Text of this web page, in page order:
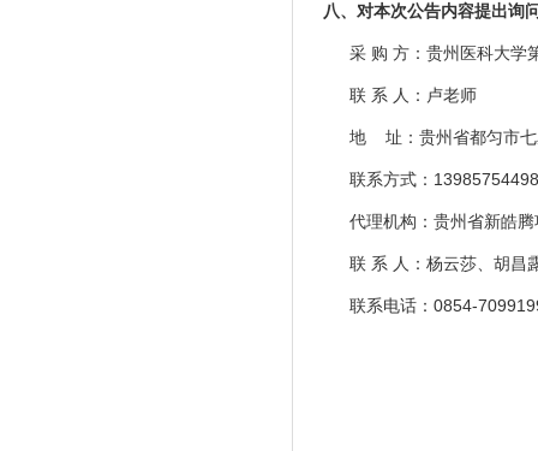
八、对本次公告内容提出询
采 购 方 ：贵州医科大学
联 系 人： 卢老师
地 址：贵州省都匀市
联系方式：13985754498
代理机构：贵州省新皓
联 系 人： 杨云莎、胡昌
联系电话：0854-